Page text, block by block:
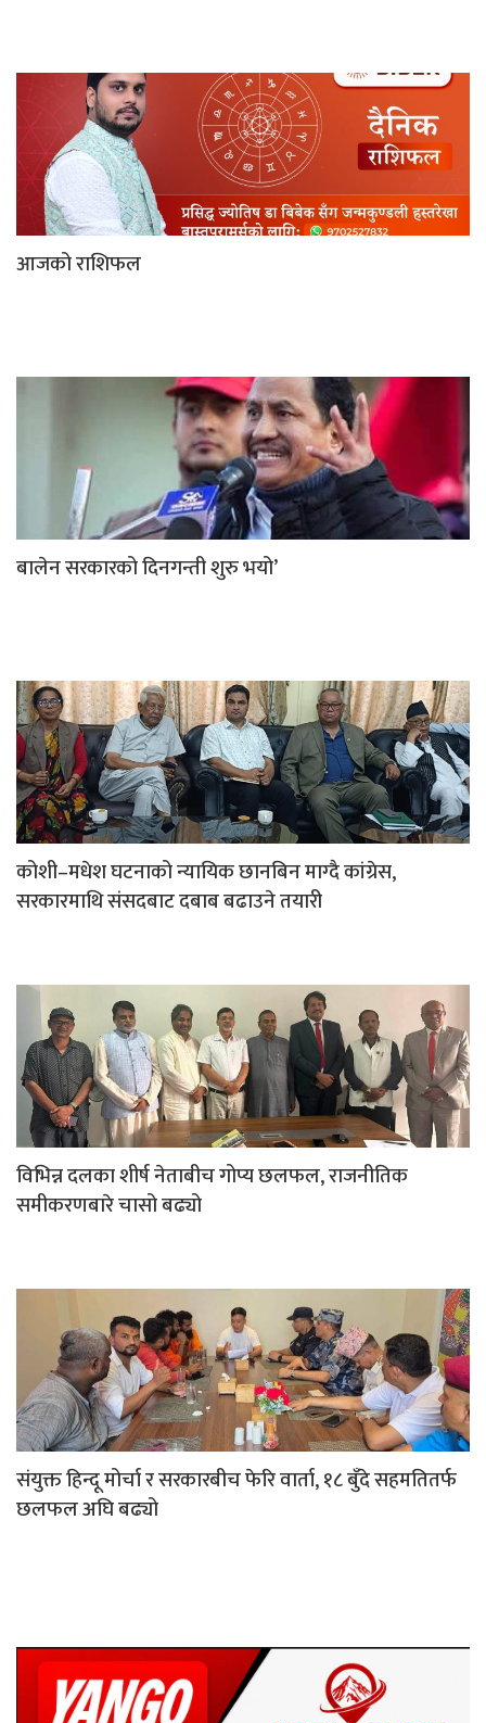
आजको राशिफल
बालेन सरकारको दिनगन्ती शुरु भयो’
कोशी–मधेश घटनाको न्यायिक छानबिन माग्दै कांग्रेस,
सरकारमाथि संसदबाट दबाब बढाउने तयारी
विभिन्न दलका शीर्ष नेताबीच गोप्य छलफल, राजनीतिक
समीकरणबारे चासो बढ्यो
संयुक्त हिन्दू मोर्चा र सरकारबीच फेरि वार्ता, १८ बुँदे सहमतितर्फ
छलफल अघि बढ्यो